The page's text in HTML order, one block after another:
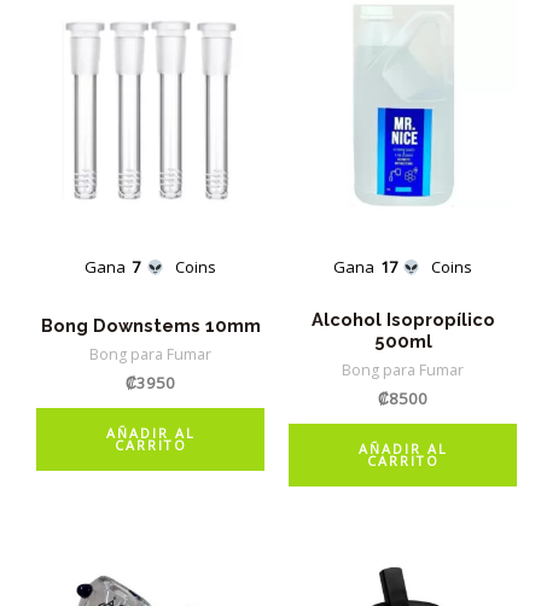
Gana 7 Coins
Bong Downstems 10mm
Bong para Fumar
₡3950
AÑADIR AL
CARRITO
Gana 17 Coins
Alcohol Isopropílico
500ml
Bong para Fumar
₡8500
AÑADIR AL
CARRITO